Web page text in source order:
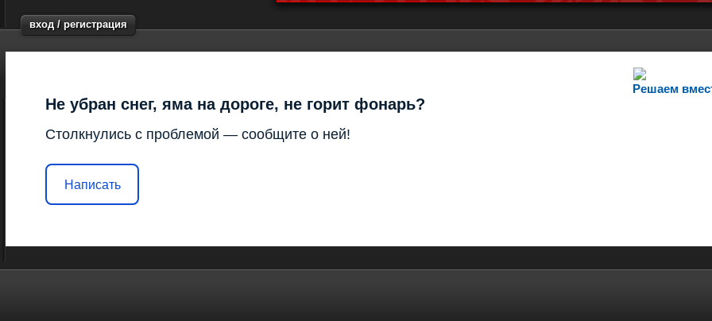
вход / регистрация
Решаем
Не убран снег, яма на дороге, не горит фонарь?
Столкнулись с проблемой — сообщите о ней!
Написать